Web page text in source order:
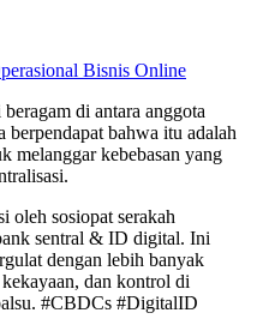
Bisnis Online
di antara anggota
berpendapat bahwa itu adalah
melanggar kebebasan yang
oleh sosiopat serakah
sentral & ID digital. Ini
dengan lebih banyak
dan kontrol di
#CBDCs #DigitalID